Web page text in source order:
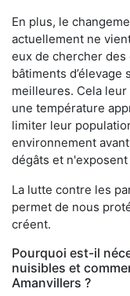
En plus, le
actuellement ne
eux de chercher
bâtiments
meilleures. Cela
une température
limiter leur
environnement
dégâts et
La lutte contre les
permet de nous
créent.
Pourquoi est-il
nuisibles et
Amanvillers ?